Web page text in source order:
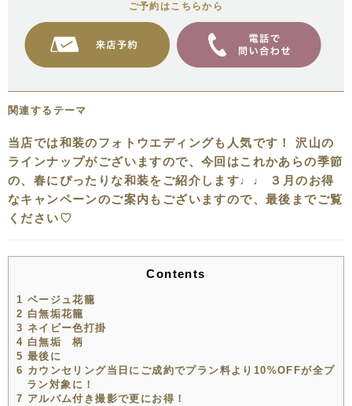
ご予約はこちらから
関連するテーマ
当店では和装のフォトウエディングも人気です！ 沢山の
ラインナップがございますので、今回はこれかあらの季節
の、春にぴったりな和装をご紹介します♩♩ ３月のお得
なキャンペーンのご案内もございますので、最後までご覧
ください♡
Contents
1 ベージュ花籠
2 白無垢花籠
3 ネイビー色打掛
4 白無垢 柄
5 最後に
6 カウンセリング当日にご成約でプラン料より10%OFFが全プ
ラン対象に！
7 アルバム付き撮影で更にお得！